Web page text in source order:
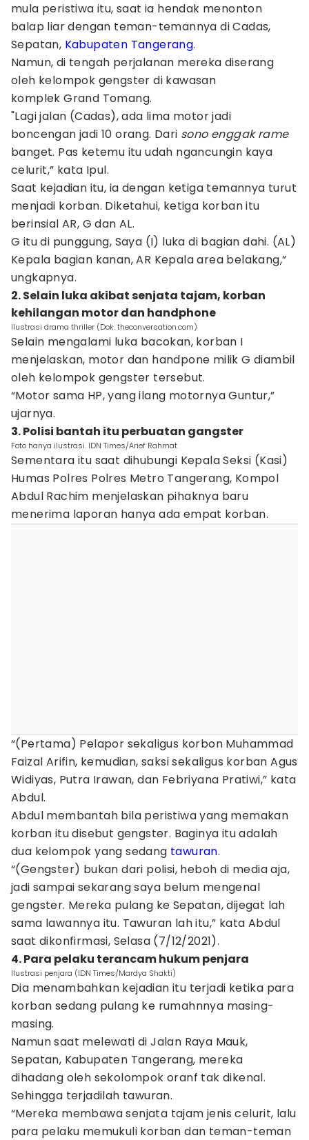
mula peristiwa itu, saat ia hendak menonton
balap liar dengan teman-temannya di Cadas,
Sepatan, Kabupaten Tangerang.
Namun, di tengah perjalanan mereka diserang
oleh kelompok gengster di kawasan
komplek Grand Tomang.
"Lagi jalan (Cadas), ada lima motor jadi
boncengan jadi 10 orang. Dari sono enggak rame
banget. Pas ketemu itu udah ngancungin kaya
celurit,” kata Ipul.
Saat kejadian itu, ia dengan ketiga temannya turut
menjadi korban. Diketahui, ketiga korban itu
berinsial AR, G dan AL.
G itu di punggung, Saya (I) luka di bagian dahi. (AL)
Kepala bagian kanan, AR Kepala area belakang,”
ungkapnya.
2. Selain luka akibat senjata tajam, korban
kehilangan motor dan handphone
Ilustrasi drama thriller (Dok. theconversation.com)
Selain mengalami luka bacokan, korban I
menjelaskan, motor dan handpone milik G diambil
oleh kelompok gengster tersebut.
“Motor sama HP, yang ilang motornya Guntur,”
ujarnya.
3. Polisi bantah itu perbuatan gangster
Foto hanya ilustrasi. IDN Times/Arief Rahmat
Sementara itu saat dihubungi Kepala Seksi (Kasi)
Humas Polres Polres Metro Tangerang, Kompol
Abdul Rachim menjelaskan pihaknya baru
menerima laporan hanya ada empat korban.
“(Pertama) Pelapor sekaligus korbon Muhammad
Faizal Arifin, kemudian, saksi sekaligus korban Agus
Widiyas, Putra Irawan, dan Febriyana Pratiwi,” kata
Abdul.
Abdul membantah bila peristiwa yang memakan
korban itu disebut gengster. Baginya itu adalah
dua kelompok yang sedang tawuran.
“(Gengster) bukan dari polisi, heboh di media aja,
jadi sampai sekarang saya belum mengenal
gengster. Mereka pulang ke Sepatan, dijegat lah
sama lawannya itu. Tawuran lah itu,” kata Abdul
saat dikonfirmasi, Selasa (7/12/2021).
4. Para pelaku terancam hukum penjara
Ilustrasi penjara (IDN Times/Mardya Shakti)
Dia menambahkan kejadian itu terjadi ketika para
korban sedang pulang ke rumahnnya masing-
masing.
Namun saat melewati di Jalan Raya Mauk,
Sepatan, Kabupaten Tangerang, mereka
dihadang oleh sekolompok oranf tak dikenal.
Sehingga terjadilah tawuran.
“Mereka membawa senjata tajam jenis celurit, lalu
para pelaku memukuli korban dan teman-teman